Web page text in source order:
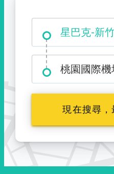
星巴克-新
大霸尖山
桃園國際機
現在搜尋